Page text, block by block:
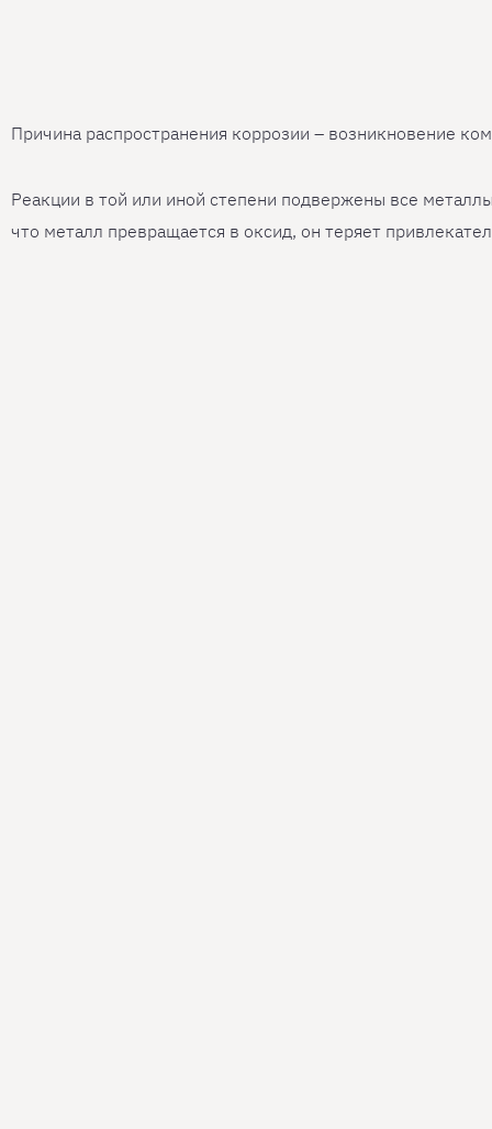
Причина распространения коррозии – возникновение
Реакции в той или иной степени подвержены все
что металл превращается в оксид, он теряет